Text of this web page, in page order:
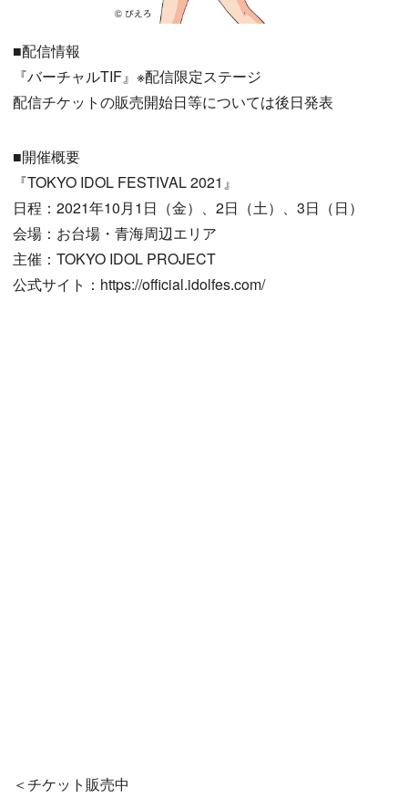
■配信情報
『バーチャルTIF』※配信限定ステージ
配信チケットの販売開始日等については後日発表
■開催概要
『TOKYO IDOL FESTIVAL 2021』
日程：2021年10月1日（金）、2日（土）、3日（日）
会場：お台場・青海周辺エリア
主催：TOKYO IDOL PROJECT
公式サイト：https://official.idolfes.com/
＜チケット販売中